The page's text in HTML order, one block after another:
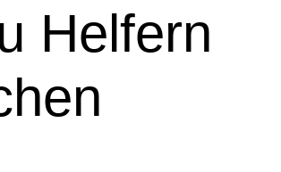
Helfern